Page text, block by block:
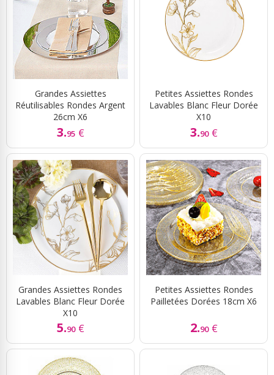
Grandes Assiettes
Réutilisables Rondes Argent
26cm X6
3.95 €
Petites Assiettes Rondes
Lavables Blanc Fleur Dorée
X10
3.90 €
Grandes Assiettes Rondes
Lavables Blanc Fleur Dorée
X10
5.90 €
Petites Assiettes Rondes
Pailletées Dorées 18cm X6
2.90 €